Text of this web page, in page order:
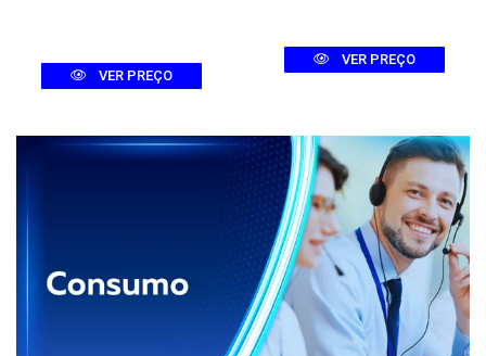
VER PREÇO
VER PREÇO